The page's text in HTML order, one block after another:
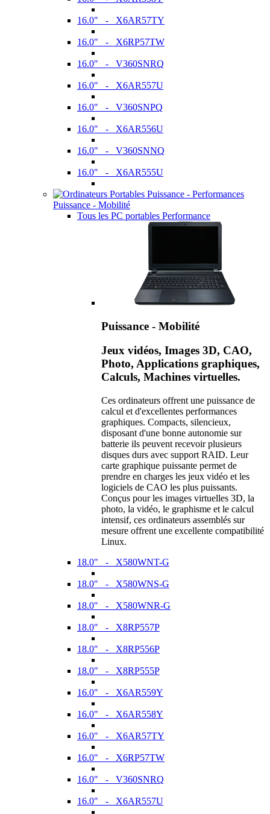
16.0" - X6AR57TY
16.0" - X6RP57TW
16.0" - V360SNRQ
16.0" - X6AR557U
16.0" - V360SNPQ
16.0" - X6AR556U
16.0" - V360SNNQ
16.0" - X6AR555U
Puissance - Mobilité
Tous les PC portables Performance
Puissance - Mobilité
Jeux vidéos, Images 3D, CAO,
Photo, Applications graphiques,
Calculs, Machines virtuelles.
Ces ordinateurs offrent une puissance de
calcul et d'excellentes performances
graphiques. Compacts, silencieux,
disposant d'une bonne autonomie sur
batterie ils peuvent recevoir plusieurs
disques durs avec support RAID. Leur
carte graphique puissante permet de
prendre en charges les jeux vidéo et les
logiciels de CAO les plus puissants.
Conçus pour les images virtuelles 3D, la
photo, la vidéo, le graphisme et le calcul
intensif, ces ordinateurs assemblés sur
mesure offrent une excellente compatibilité
Linux.
18.0" - X580WNT-G
18.0" - X580WNS-G
18.0" - X580WNR-G
18.0" - X8RP557P
18.0" - X8RP556P
18.0" - X8RP555P
16.0" - X6AR559Y
16.0" - X6AR558Y
16.0" - X6AR57TY
16.0" - X6RP57TW
16.0" - V360SNRQ
16.0" - X6AR557U